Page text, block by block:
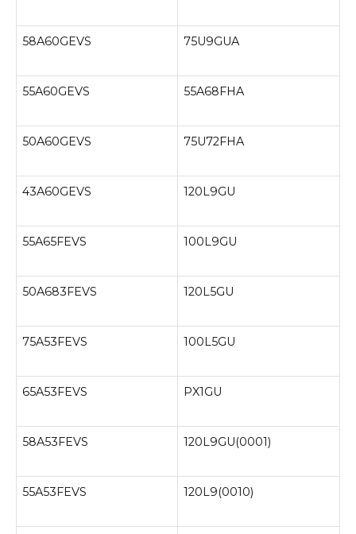
58A60GEVS 75U9GUA
55A60GEVS 55A68FHA
50A60GEVS 75U72FHA
43A60GEVS 120L9GU
55A65FEVS 100L9GU
50A683FEVS 120L5GU
75A53FEVS 100L5GU
65A53FEVS PX1GU
58A53FEVS 120L9GU(0001)
55A53FEVS 120L9(0010)